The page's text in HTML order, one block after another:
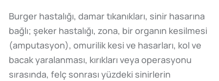
Burger hastalığı, damar tıkanıkları, sinir hasarına
bağlı; şeker hastalığı, zona, bir organın kesilmesi
(amputasyon), omurilik kesi ve hasarları, kol ve
bacak yaralanması, kırıkları veya operasyonu
sırasında, felç sonrası yüzdeki sinirlerin